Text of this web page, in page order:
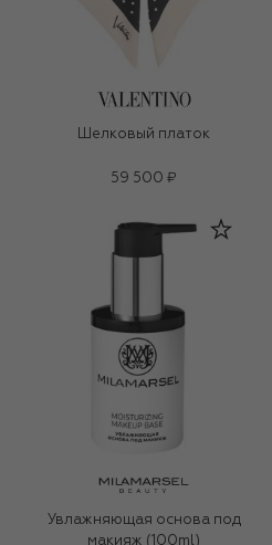
Шелковый платок
59 500 ₽
Увлажняющая основа под
макияж (100ml)